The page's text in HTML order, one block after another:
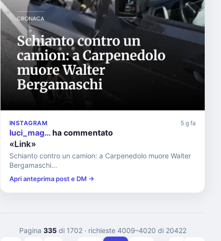
INSTAGRAM 5 g fa
luci_mag… ha commentato
«Link»
Schianto contro un camion: a Carpenedolo muore Walter
Bergamaschi...
Apri anteprima post e DM →
Pagina 335di 1702 · richieste 4009–4020 di 20422